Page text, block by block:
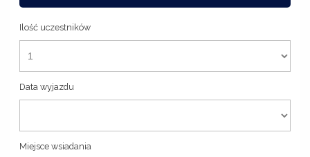
Ilość uczestników
Data wyjazdu
Miejsce wsiadania